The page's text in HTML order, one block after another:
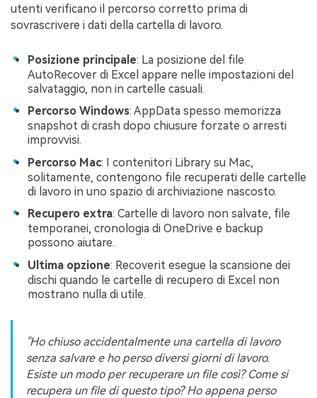
utenti verificano il percorso corretto prima di
sovrascrivere i dati della cartella di lavoro.
Posizione principale: La posizione del file
AutoRecover di Excel appare nelle impostazioni del
salvataggio, non in cartelle casuali.
Percorso Windows: AppData spesso memorizza
snapshot di crash dopo chiusure forzate o arresti
improvvisi.
Percorso Mac: I contenitori Library su Mac,
solitamente, contengono file recuperati delle cartelle
di lavoro in uno spazio di archiviazione nascosto.
Recupero extra: Cartelle di lavoro non salvate, file
temporanei, cronologia di OneDrive e backup
possono aiutare.
Ultima opzione: Recoverit esegue la scansione dei
dischi quando le cartelle di recupero di Excel non
mostrano nulla di utile.
"Ho chiuso accidentalmente una cartella di lavoro
senza salvare e ho perso diversi giorni di lavoro.
Esiste un modo per recuperare un file così? Come si
recupera un file di questo tipo? Ho appena perso